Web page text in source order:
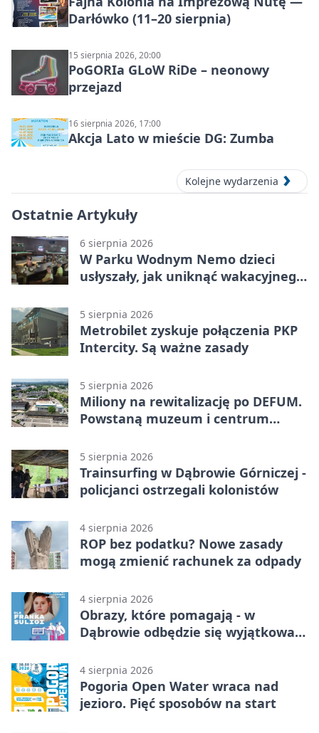
Darłówko (11–20 sierpnia)
15 sierpnia 2026, 20:00
PoGORIa GLoW RiDe – neonowy
przejazd
16 sierpnia 2026, 17:00
Akcja Lato w mieście DG: Zumba
Kolejne wydarzenia
Ostatnie Artykuły
6 sierpnia 2026
W Parku Wodnym Nemo dzieci
usłyszały, jak uniknąć wakacyjnego
5 sierpnia 2026
Metrobilet zyskuje połączenia PKP
Intercity. Są ważne zasady
5 sierpnia 2026
Miliony na rewitalizację po DEFUM.
Powstaną muzeum i centrum
5 sierpnia 2026
Trainsurfing w Dąbrowie Górniczej -
policjanci ostrzegali kolonistów
4 sierpnia 2026
ROP bez podatku? Nowe zasady
mogą zmienić rachunek za odpady
4 sierpnia 2026
Obrazy, które pomagają - w
Dąbrowie odbędzie się wyjątkowa
4 sierpnia 2026
Pogoria Open Water wraca nad
jezioro. Pięć sposobów na start